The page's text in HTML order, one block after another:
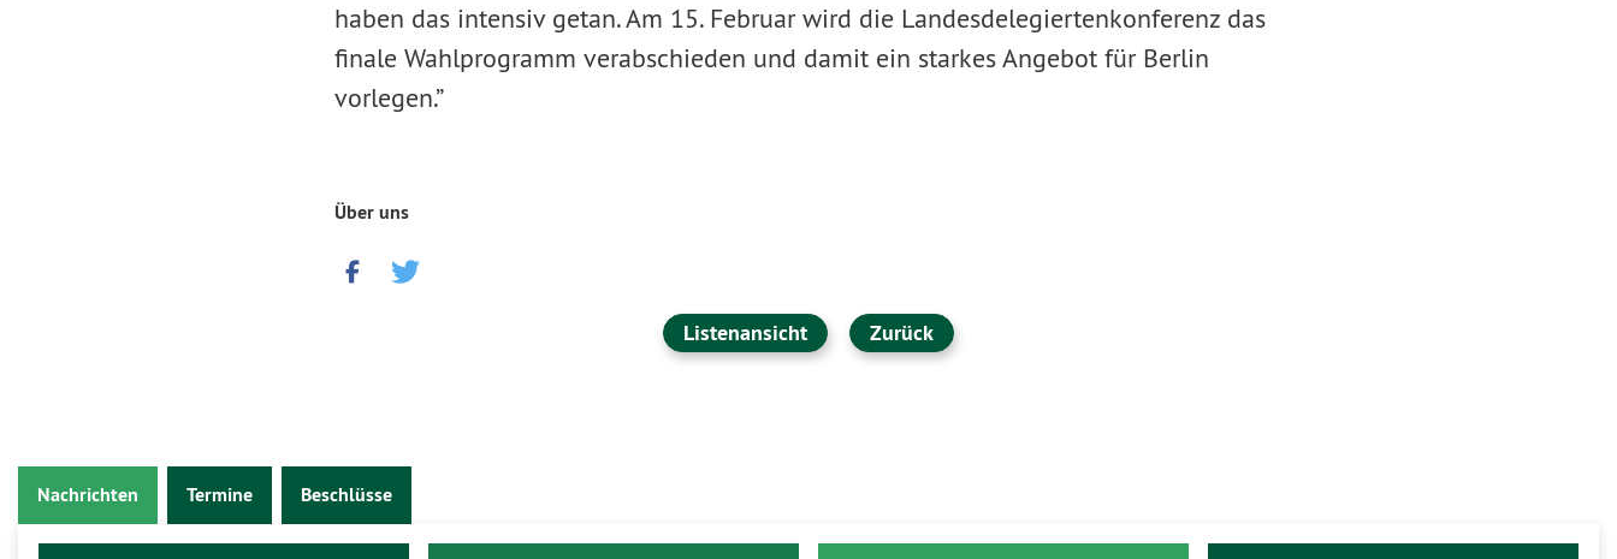
haben das intensiv getan. Am 15. Februar wird die Landesdelegiertenkonferenz das
finale Wahlprogramm verabschieden und damit ein starkes Angebot für Berlin
vorlegen.”
Über uns
Listenansicht Zurück
Nachrichten Termine Beschlüsse